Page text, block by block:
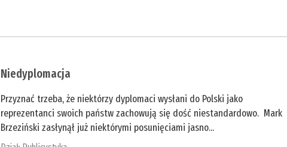
Niedyplomacja
Przyznać trzeba, że niektórzy dyplomaci wysłani do Polski jako
reprezentanci swoich państw zachowują się dość niestandardowo. Mark
Brzeziński zasłynął już niektórymi posunięciami jasno...